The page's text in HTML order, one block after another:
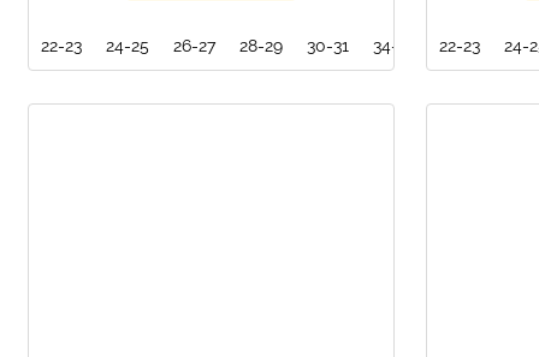
22-23 24-25 26-27 28-29 30-31 34-35 36-37
22-23 24-